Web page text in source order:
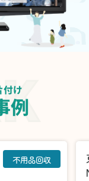
付け
例
不用品回収